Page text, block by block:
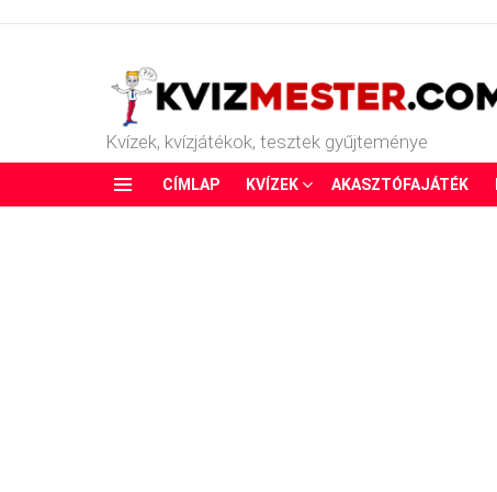
Kvízek, kvízjátékok, tesztek gyűjteménye
CÍMLAP KVÍZEK AKASZTÓFAJÁTÉK